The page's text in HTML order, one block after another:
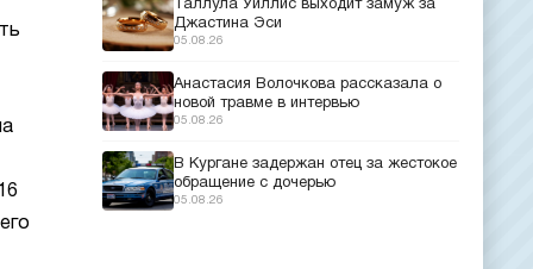
Таллула Уиллис выходит замуж за
Джастина Эси
05.08.26
Анастасия Волочкова рассказала о
новой травме в интервью
05.08.26
В Кургане задержан отец за жестокое
обращение с дочерью
05.08.26